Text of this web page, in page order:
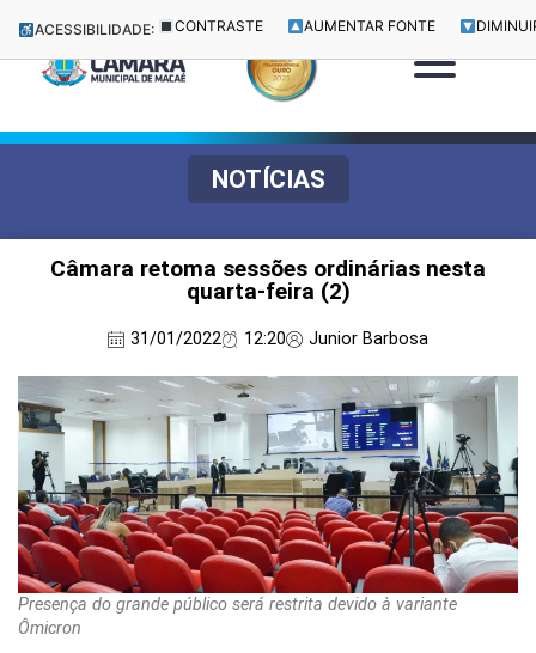
ACESSIBILIDADE: CONTRASTE AUMENTAR FONTE
NOTÍCIAS
Câmara retoma sessões ordinárias nesta
quarta-feira (2)
31/01/2022 12:20 Junior Barbosa
Presença do grande público será restrita devido à variante
Ômicron